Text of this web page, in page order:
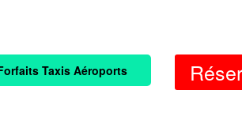
Taxis Aéroports